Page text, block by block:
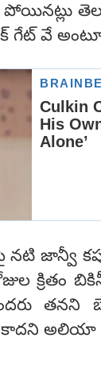
వే అంటూ
జాన్వీ
క్రితం
తనని
కాదని